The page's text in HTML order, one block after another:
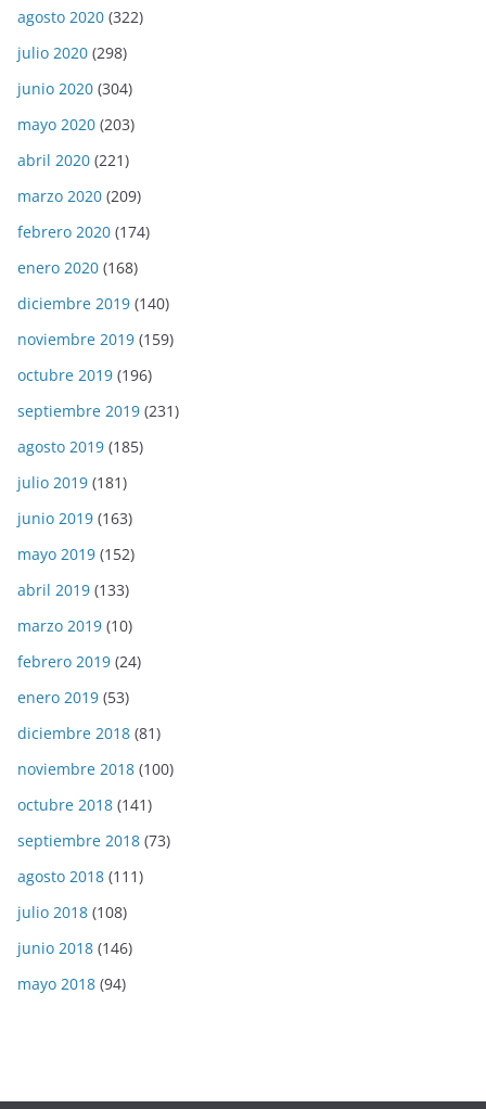
agosto 2020 (322)
julio 2020 (298)
junio 2020 (304)
mayo 2020 (203)
abril 2020 (221)
marzo 2020 (209)
febrero 2020 (174)
enero 2020 (168)
diciembre 2019 (140)
noviembre 2019 (159)
octubre 2019 (196)
septiembre 2019 (231)
agosto 2019 (185)
julio 2019 (181)
junio 2019 (163)
mayo 2019 (152)
abril 2019 (133)
marzo 2019 (10)
febrero 2019 (24)
enero 2019 (53)
diciembre 2018 (81)
noviembre 2018 (100)
octubre 2018 (141)
septiembre 2018 (73)
agosto 2018 (111)
julio 2018 (108)
junio 2018 (146)
mayo 2018 (94)